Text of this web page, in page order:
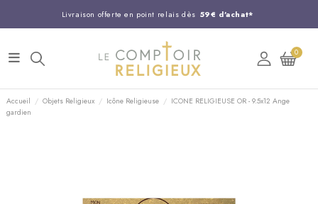
Livraison offerte en point relais dès 59€ d'achat*
Entreprise Française familiale
Support client disponible au 03 20 24 74 15
Commandez avant 14H, expédition le jour même !
0
Accueil Objets Religieux Icône Religieuse
ICONE RELIGIEUSE OR - 9.5x12 Ange
gardien